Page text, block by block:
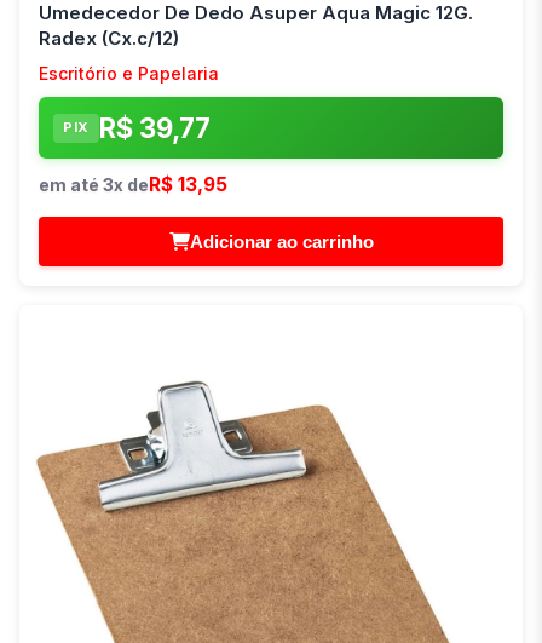
Umedecedor De Dedo Asuper Aqua Magic 12G.
Radex (Cx.c/12)
Escritório e Papelaria
PIX R$ 39,77
em até 3x de R$ 13,95
Adicionar ao carrinho